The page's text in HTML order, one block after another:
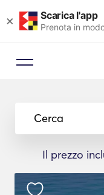
× Scarica l'app
Prenota in
Cerca
Il prezzo